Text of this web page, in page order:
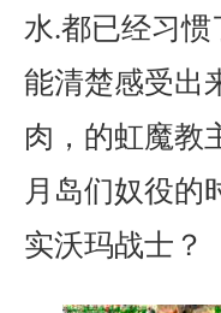
水.都已经习
能清楚感受
肉，的虹魔教
月岛们奴役的
实沃玛战士？